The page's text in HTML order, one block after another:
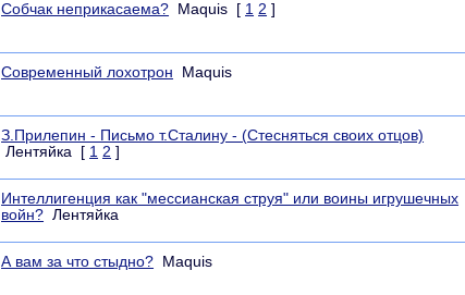
Собчак неприкасаема? Maquis [ 1 2 ]
Современный лохотрон Maquis
З.Прилепин - Письмо т.Сталину - (Стесняться своих отцов)
Лентяйка
[ 1 2 ]
Интеллигенция как "мессианская струя" или воины игрушечных
войн? Лентяйка
А вам за что стыдно? Maquis